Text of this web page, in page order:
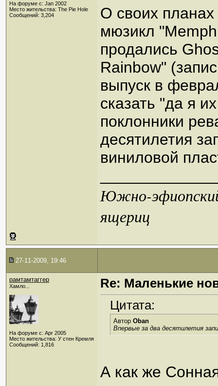
На форуме с: Jan 2002
Место жительства: The Pie Hole
Сообщений: 3,204
О своих
мюзикл
продались
Rainbow"
выпуск в
сказать "да я
поклонники
десятилетия
виниловой
Южно-эфиопский
ящериц
27-11-2009, 19:46
рамтамтаггер
Хамло...
На форуме с: Apr 2005
Место жительства: У стен Кремля
Сообщений: 1,816
Re: Маленькие
Цитата:
Автор Oban
Впервые за два десятилетия
А как же